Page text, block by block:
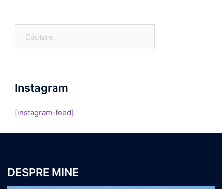
după:
Instagram
[instagram-feed]
DESPRE MINE